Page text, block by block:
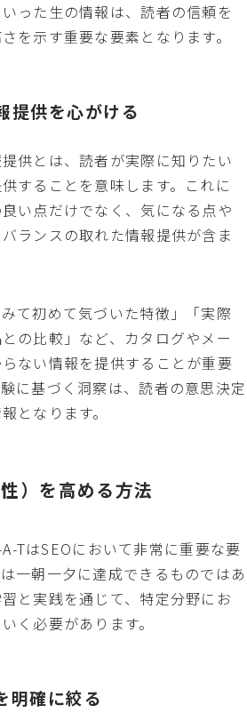
った生の情報は、読者の信頼を
を示す重要な要素となります。
提供を心がける
供とは、読者が実際に知りたい
することを意味します。これに
い点だけでなく、気になる点や
ランスの取れた情報提供が含ま
て初めて気づいた特徴」「実際
の比較」など、カタログやメー
ない情報を提供することが重要
に基づく洞察は、読者の意思決定
となります。
）を高める方法
TはSEOにおいて非常に重要な要
一朝一夕に達成できるものではあ
と実践を通じて、特定分野にお
く必要があります。
明確に絞る